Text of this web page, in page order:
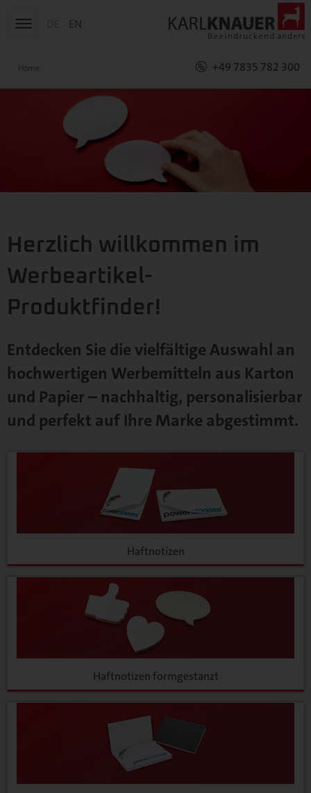
EN
+49 7835 782 300
Home
Herzlich willkommen im
Werbeartikel-
Produktfinder!
Entdecken Sie die vielfältige Auswahl an
hochwertigen Werbemitteln aus Karton
und Papier – nachhaltig, personalisierbar
und perfekt auf Ihre Marke abgestimmt.
Haftnotizen
Haftnotizen formgestanzt